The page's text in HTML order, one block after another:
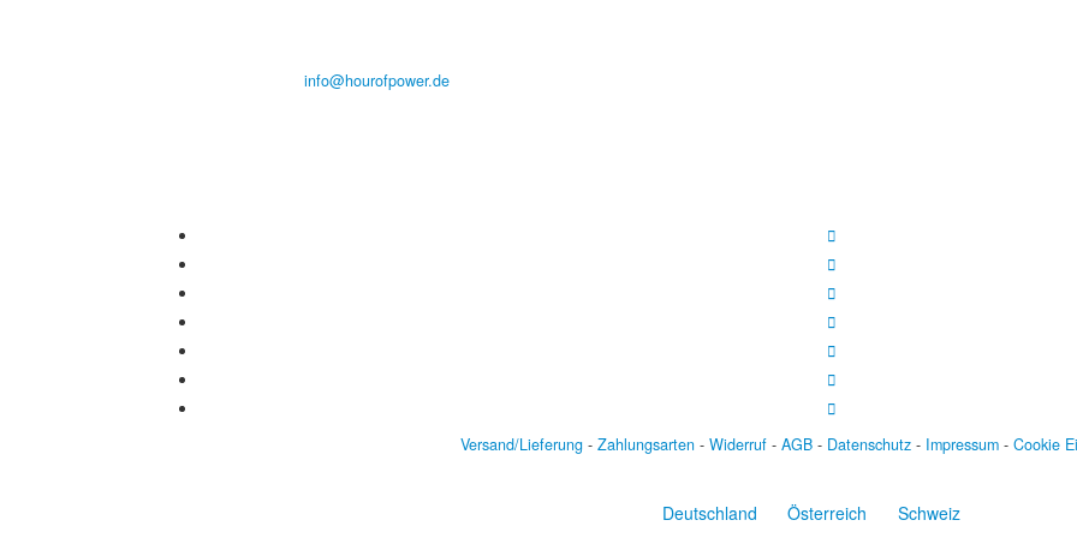
info@hourofpower.de
Versand/Lieferung- Zahlungsarten- Widerruf- AGB- Datenschutz- Impressum- Cookie
Deutschland Österreich Schweiz